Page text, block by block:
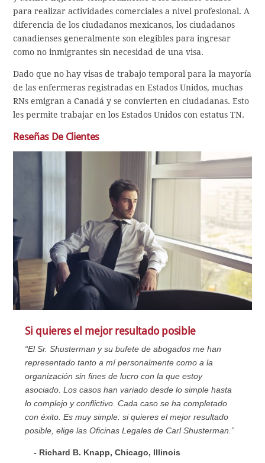
para realizar actividades comerciales a nivel profesional. A
diferencia de los ciudadanos mexicanos, los ciudadanos
canadienses generalmente son elegibles para ingresar
como no inmigrantes sin necesidad de una visa.
Dado que no hay visas de trabajo temporal para la mayoría
de las enfermeras registradas en Estados Unidos, muchas
RNs emigran a Canadá y se convierten en ciudadanas. Esto
les permite trabajar en los Estados Unidos con estatus TN.
Reseñas De Clientes
Si quieres el mejor resultado posible
“El Sr. Shusterman y su bufete de abogados me han
representado tanto a mí personalmente como a la
organización sin fines de lucro con la que estoy
asociado. Los casos han variado desde lo simple hasta
lo complejo y conflictivo. Cada caso se ha completado
con éxito. Es muy simple: si quieres el mejor resultado
posible, elige las Oficinas Legales de Carl Shusterman.”
- Richard B. Knapp, Chicago, Illinois